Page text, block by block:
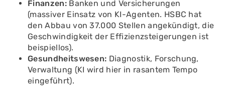
Finanzen:Banken und Versicherungen
(massiver Einsatz von KI-Agenten. HSBC hat
den Abbau von 37.000 Stellen angekündigt, die
Geschwindigkeit der Effizienzsteigerungen ist
beispiellos).
Gesundheitswesen: Diagnostik, Forschung,
Verwaltung (KI wird hier in rasantem Tempo
eingeführt).